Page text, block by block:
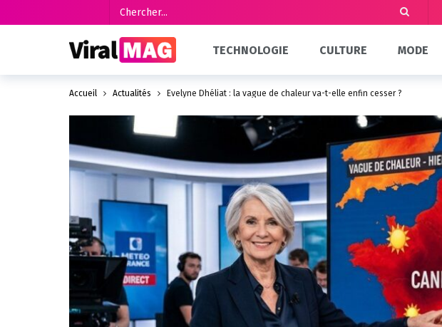
TECHNOLOGIE CULTURE MODE
Accueil Actualités Évelyne Dhéliat : la vague de chaleur va-t-elle enfin cesser ?